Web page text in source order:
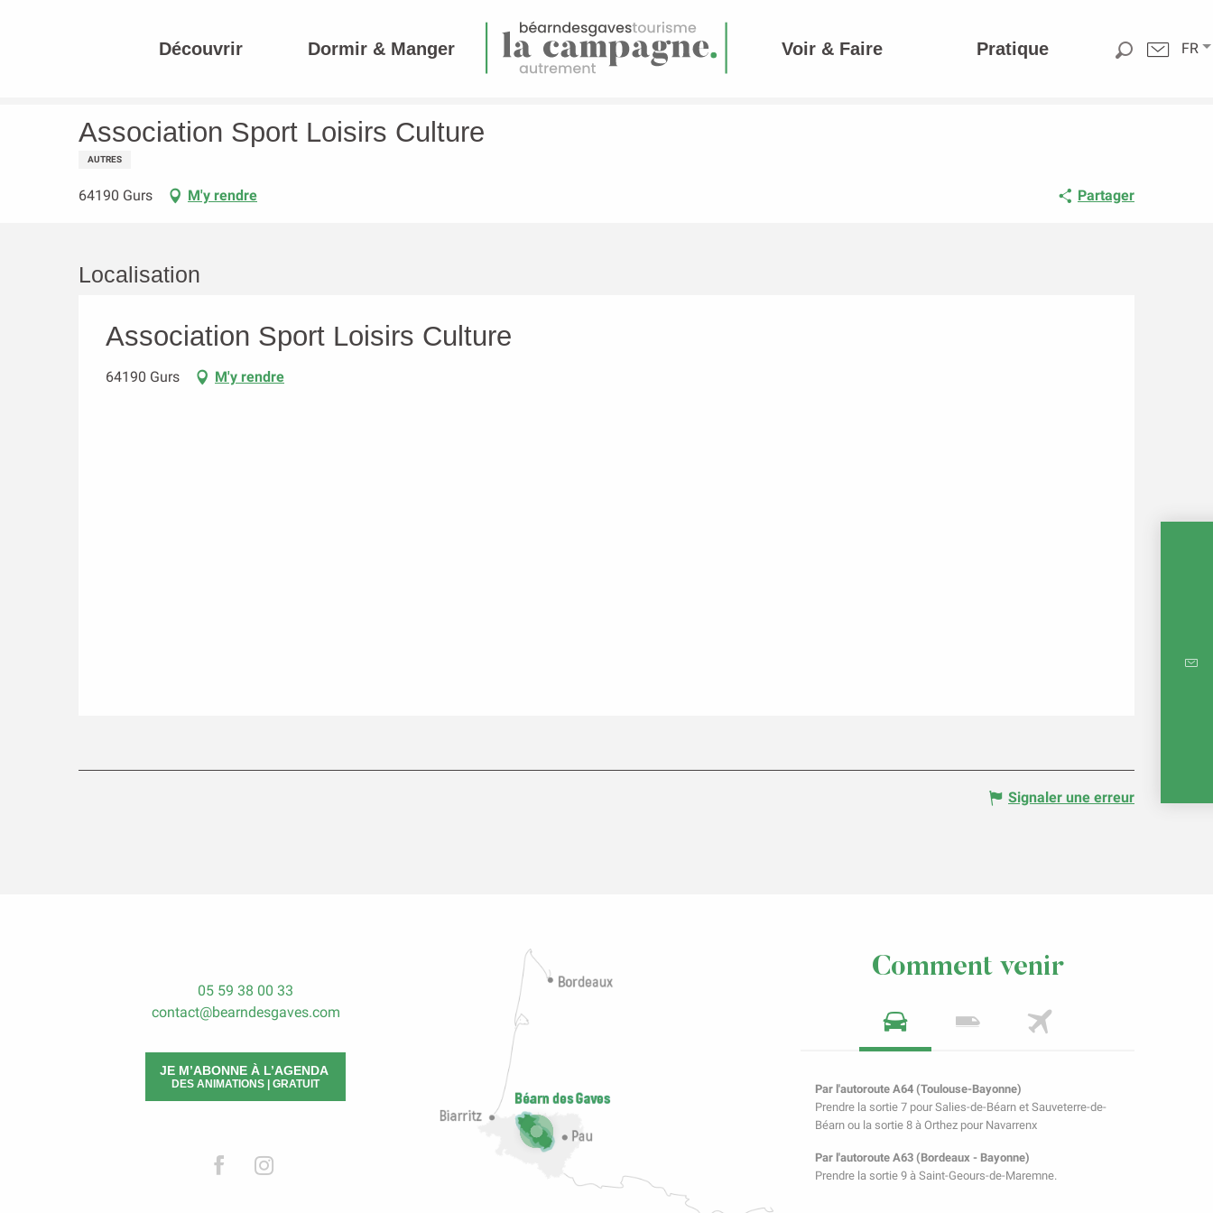
FR
Découvrir Dormir & Manger Voir & Faire Pratique
Association Sport Loisirs Culture
AUTRES
64190 Gurs M'y rendre Partager
Localisation
Association Sport Loisirs Culture
64190 Gurs M'y rendre
Signaler une erreur
05 59 38 00 33
contact@bearndesgaves.com
JE M’ABONNE À L’AGENDA
DES ANIMATIONS | GRATUIT
Comment venir
Par l'autoroute A64 (Toulouse-Bayonne)
Prendre la sortie 7 pour Salies-de-Béarn et Sauveterre-de-
Béarn ou la sortie 8 à Orthez pour Navarrenx
Par l'autoroute A63 (Bordeaux - Bayonne)
Prendre la sortie 9 à Saint-Geours-de-Maremne.